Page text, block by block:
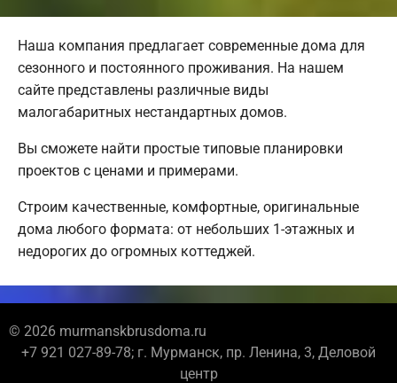
Наша компания предлагает современные дома для
сезонного и постоянного проживания. На нашем
сайте представлены различные виды
малогабаритных нестандартных домов.
Вы сможете найти простые типовые планировки
проектов с ценами и примерами.
Строим качественные, комфортные, оригинальные
дома любого формата: от небольших 1-этажных и
недорогих до огромных коттеджей.
© 2026 murmanskbrusdoma.ru
+7 921 027-89-78; г. Мурманск, пр. Ленина, 3, Деловой
центр